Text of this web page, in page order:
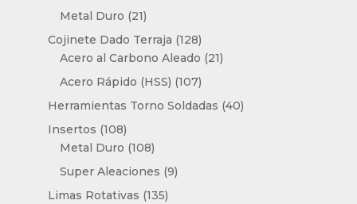
Metal Duro 2121
productos
Cojinete Dado Terraja 128128
productos
Acero al Carbono Aleado 2121
Acero Rápido (HSS) 107107
productos
Herramientas Torno Soldadas 4040
Insertos 108108
productos
Metal Duro 108108
productos
Super Aleaciones 99
Limas Rotativas 135135